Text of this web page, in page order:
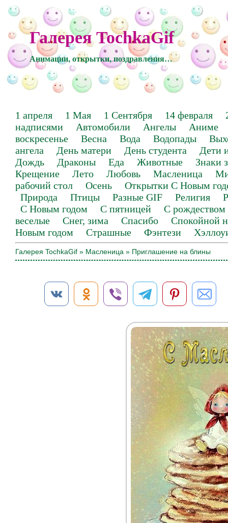
Галерея TochkaGif
Анимации, открытки, поздравления…
1 апреля 1 Мая 1 Сентября 14 февраля
надписями
Автомобили Ангелы
Аниме
воскресенье
Весна Вода Водопады
ангела
День матери День студента
Дети
Дождь
Драконы Еда Животные
Знаки
Крещение
Лето Любовь Масленица
рабочий стол
Осень
Открытки С Новым
Природа
Птицы Разные GIF Религия
С Новым годом
С пятницей
С рождеством
веселые
Снег, зима Спасибо
Спокойной
Новым годом
Страшные Фэнтези
Галерея TochkaGif » Масленица » Приглашение на блины